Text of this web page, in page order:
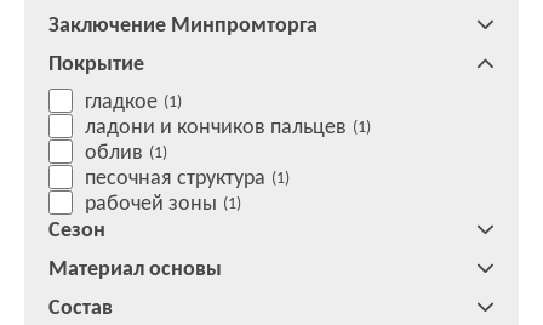
Заключение Минпромторга
Покрытие
гладкое (1)
ладони и кончиков пальцев (1)
облив (1)
песочная структура (1)
рабочей зоны (1)
Сезон
Материал основы
Состав